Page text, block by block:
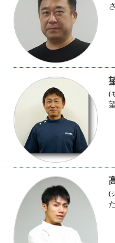
(
(